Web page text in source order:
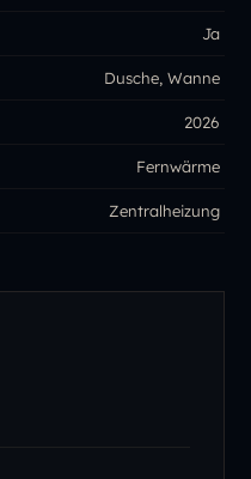
Ja
Dusche, Wanne
2026
Fernwärme
Zentralheizung